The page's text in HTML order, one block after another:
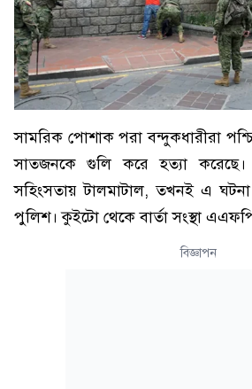
সামরিক পোশাক পরা বন্দুকধারীরা
সাতজনকে গুলি করে হত্যা
সহিংসতায় টালমাটাল, তখনই এ
পুলিশ। কুইটো থেকে বার্তা সংস্থা
বিজ্ঞাপন